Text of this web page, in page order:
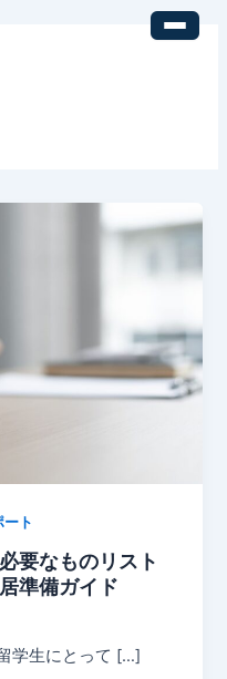
ート
要なものリスト
準備ガイド
学生にとって […]